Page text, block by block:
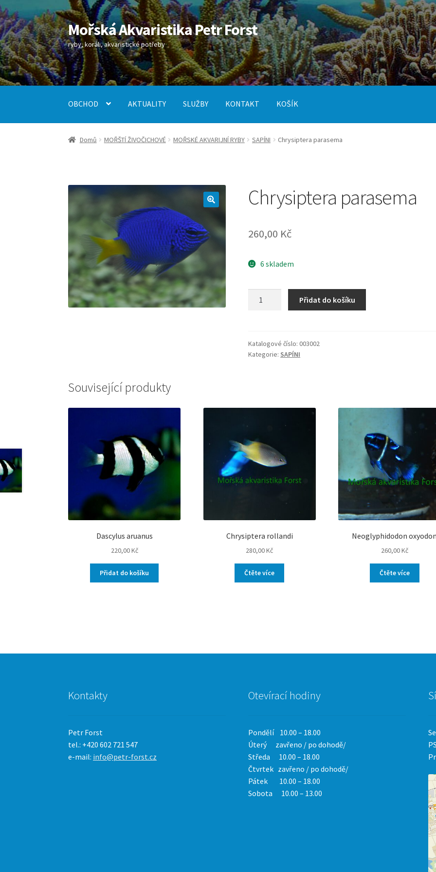
Přeskočit
na
navigaci
Přejít
k
obsahu
webu
Mořská Akvaristika Petr Forst
ryby, koráli, akvaristické potřeby
OBCHOD AKTUALITY SLUŽBY KONTAKT KOŠÍK
Úvodní stránkaKontakt Košík Můj účet Obchod Pokladna SLUŽBY
Domů MOŘŠTÍ ŽIVOČICHOVÉ MOŘSKÉ AKVARIJNÍ RYBY SAPÍNI Chrysiptera parasema
Chrysiptera parasema
260,00 Kč
6 skladem
Přidat do košíku
Katalogové číslo:003002
Kategorie: SAPÍNI
Související produkty
Dascylus aruanus
220,00Kč
Přidat do košíku
Chrysiptera rollandi
280,00Kč
Čtěte více
Neoglyphidodon
260,00Kč
Čtěte více
Kontakty
Petr Forst
tel.: +420 602 721 547
e-mail: info@petr-forst.cz
Otevírací hodiny
Pondělí 10.00 – 18.00
Úterý zavřeno / po dohodě/
Středa 10.00 – 18.00
Čtvrtek zavřeno / po dohodě/
Pátek 10.00 – 18.00
Sobota 10.00 – 13.00